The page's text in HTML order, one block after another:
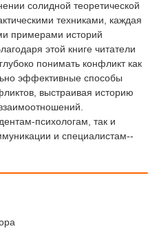
солидной теоретической
техниками, каждая
примерами историй
этой книге читатели
понимать конфликт как
эффективные способы
выстраивая историю
­психологам, так и
и специалистам-­